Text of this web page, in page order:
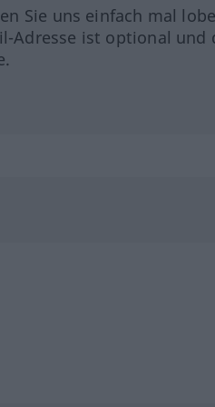
Sie uns einfach mal
Adresse ist optional und